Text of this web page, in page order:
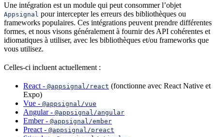
Une intégration est un module qui peut consommer l’objet
Appsignal pour intercepter les erreurs des bibliothèques ou
frameworks populaires. Ces intégrations peuvent prendre différentes
formes, et nous visons généralement à fournir des API cohérentes et
idiomatiques à utiliser, avec les bibliothèques et/ou frameworks que
vous utilisez.
Celles-ci incluent actuellement :
React - @appsignal/react (fonctionne avec React Native et
Expo)
Vue - @appsignal/vue
Angular - @appsignal/angular
Ember - @appsignal/ember
Preact - @appsignal/preact